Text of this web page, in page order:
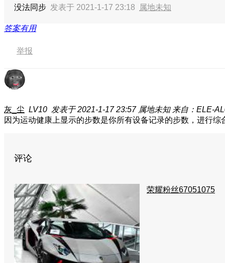
没法同步 发表于 2021-1-17 23:18 属地未知
答案有用
举报
灰_尘 LV10 发表于 2021-1-17 23:57 属地未知 来自：ELE-
因为运动健康上显示的步数是你所有设备记录的步数，进行
评论
荣耀粉丝67051075